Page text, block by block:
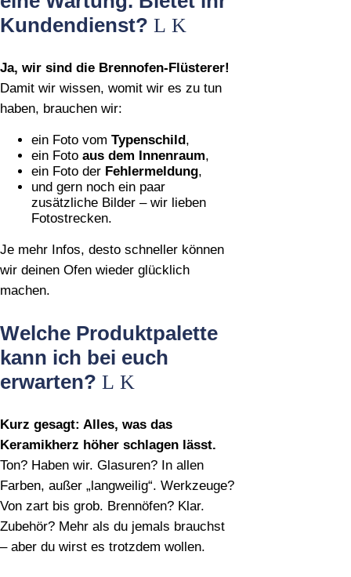
Kundendienst?
Ja, wir sind die Brennofen‑Flüsterer!
Damit wir wissen, womit wir es zu tun
haben, brauchen wir:
ein Foto vom Typenschild ,
ein Foto aus dem Innenraum,
ein Foto der Fehlermeldung,
und gern noch ein paar
zusätzliche Bilder – wir lieben
Fotostrecken.
Je mehr Infos, desto schneller können
wir deinen Ofen wieder glücklich
machen.
Welche Produktpalette
kann ich bei euch
erwarten?
Kurz gesagt: Alles, was das
Keramikherz höher schlagen lässt.
Ton? Haben wir. Glasuren? In allen
Farben, außer „langweilig“. Werkzeuge?
Von zart bis grob. Brennöfen? Klar.
Zubehör? Mehr als du jemals brauchst
– aber du wirst es trotzdem wollen.